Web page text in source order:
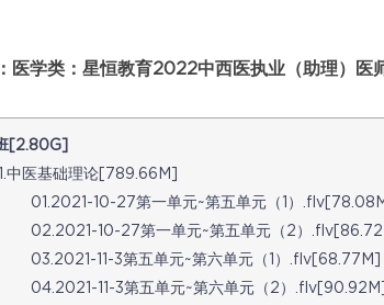
医学类：星恒教育2022中西医执业（助理）医
[2.80G]
中医基础理论[789.66M]
01.2021-10-27第一单元~第五单元（1）
02.2021-10-27第一单元~第五单元（2）
03.2021-11-3第五单元~第六单元（1）.flv[68.77M]
04.2021-11-3第五单元~第六单元（2）.flv[90.92M]